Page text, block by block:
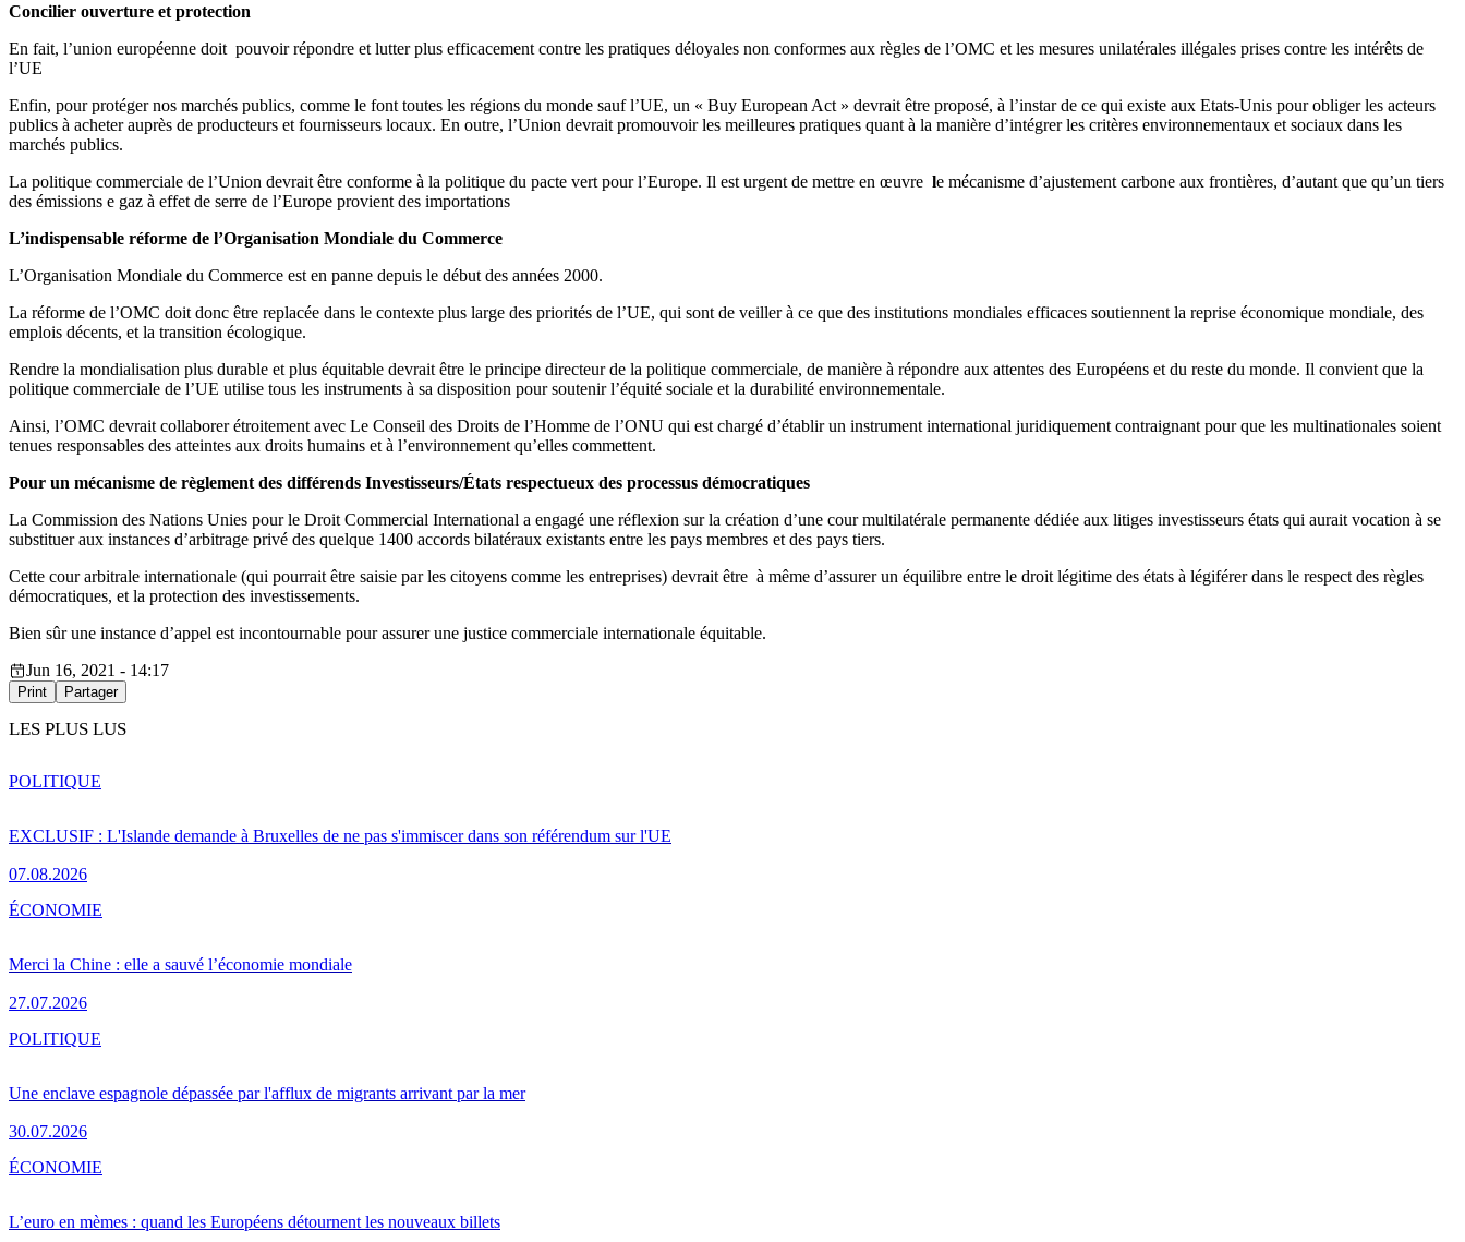
Concilier ouverture et protection
En fait, l’union européenne doit pouvoir répondre et lutter plus efficacement contre les pratiques déloyales non conformes aux règles de l’OMC et les mesures unilatérales illégales prises contre les intérêts de
l’UE
Enfin, pour protéger nos marchés publics, comme le font toutes les régions du monde sauf l’UE, un « Buy European Act » devrait être proposé, à l’instar de ce qui existe aux Etats-Unis pour obliger les acteurs
publics à acheter auprès de producteurs et fournisseurs locaux. En outre, l’Union devrait promouvoir les meilleures pratiques quant à la manière d’intégrer les critères environnementaux et sociaux dans les
marchés publics.
La politique commerciale de l’Union devrait être conforme à la politique du pacte vert pour l’Europe. Il est urgent de mettre en œuvre le mécanisme d’ajustement carbone aux frontières, d’autant que qu’un tiers
des émissions e gaz à effet de serre de l’Europe provient des importations
L’indispensable réforme de l’Organisation Mondiale du Commerce
L’Organisation Mondiale du Commerce est en panne depuis le début des années 2000.
La réforme de l’OMC doit donc être replacée dans le contexte plus large des priorités de l’UE, qui sont de veiller à ce que des institutions mondiales efficaces soutiennent la reprise économique mondiale, des
emplois décents, et la transition écologique.
Rendre la mondialisation plus durable et plus équitable devrait être le principe directeur de la politique commerciale, de manière à répondre aux attentes des Européens et du reste du monde. Il convient que la
politique commerciale de l’UE utilise tous les instruments à sa disposition pour soutenir l’équité sociale et la durabilité environnementale.
Ainsi, l’OMC devrait collaborer étroitement avec Le Conseil des Droits de l’Homme de l’ONU qui est chargé d’établir un instrument international juridiquement contraignant pour que les multinationales soient
tenues responsables des atteintes aux droits humains et à l’environnement qu’elles commettent.
Pour un mécanisme de règlement des différends Investisseurs/États respectueux des processus démocratiques
La Commission des Nations Unies pour le Droit Commercial International a engagé une réflexion sur la création d’une cour multilatérale permanente dédiée aux litiges investisseurs états qui aurait vocation à se
substituer aux instances d’arbitrage privé des quelque 1400 accords bilatéraux existants entre les pays membres et des pays tiers.
Cette cour arbitrale internationale (qui pourrait être saisie par les citoyens comme les entreprises) devrait être à même d’assurer un équilibre entre le droit légitime des états à légiférer dans le respect des règles
démocratiques, et la protection des investissements.
Bien sûr une instance d’appel est incontournable pour assurer une justice commerciale internationale équitable.
Jun 16, 2021 - 14:17
Print Partager
LES PLUS LUS
EXCLUSIF : L'Islande demande à Bruxelles de ne pas s'immiscer dans son référendum sur l'UE
07.08.2026
POLITIQUE
Merci la Chine : elle a sauvé l’économie mondiale
27.07.2026
ÉCONOMIE
Une enclave espagnole dépassée par l'afflux de migrants arrivant par la mer
30.07.2026
POLITIQUE
L’euro en mèmes : quand les Européens détournent les nouveaux billets
ÉCONOMIE